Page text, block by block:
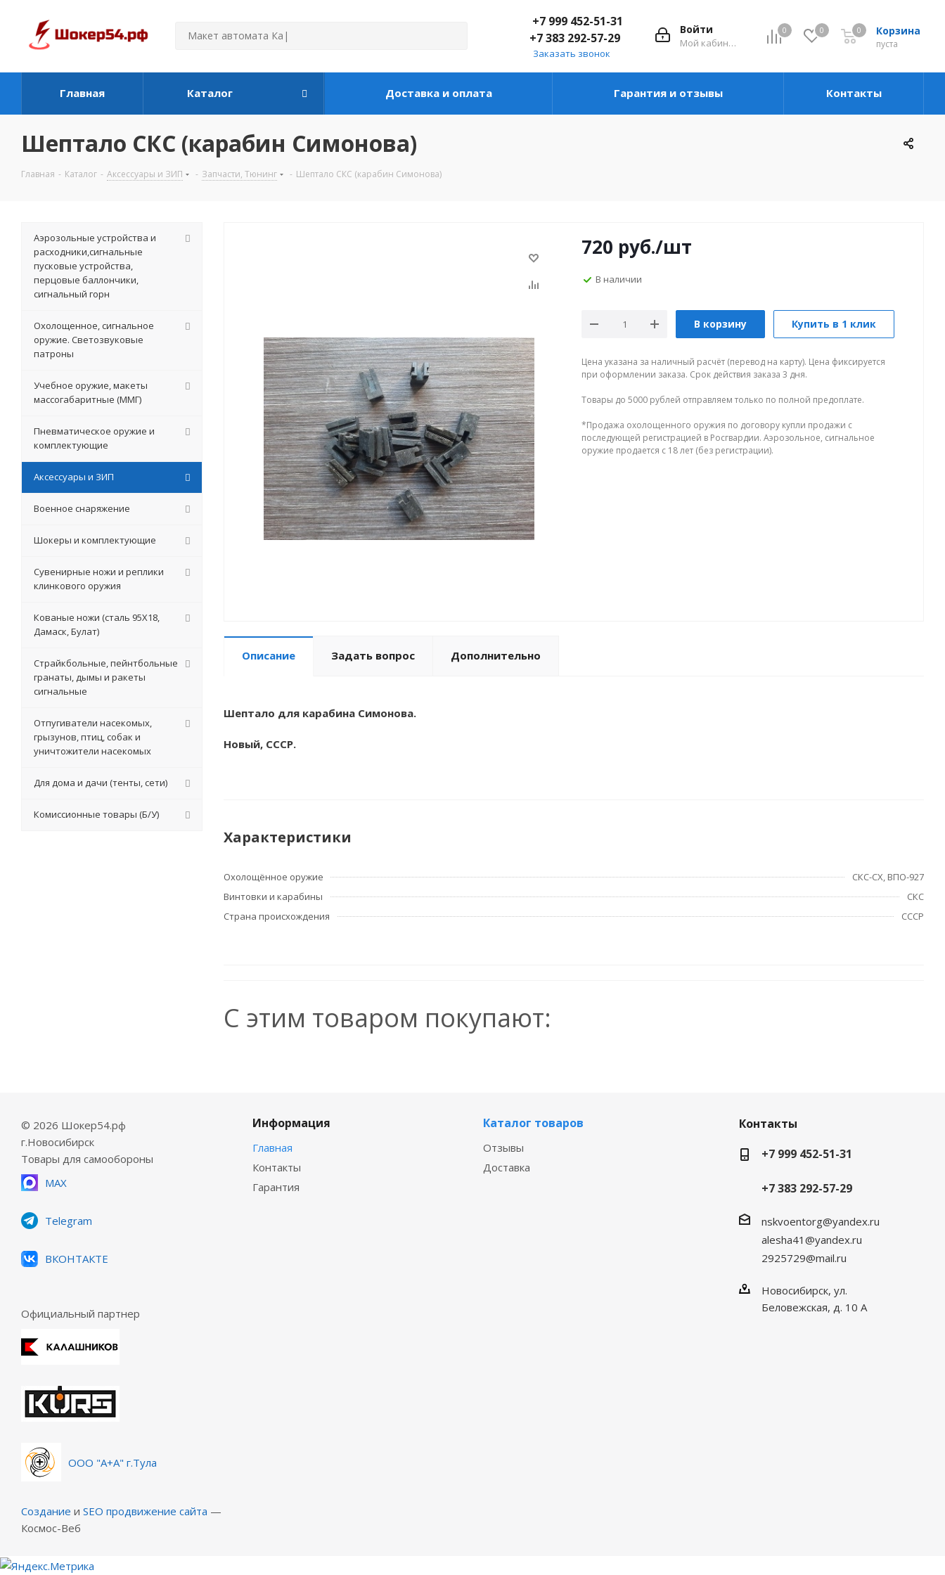
0 0 Корзина
пуста
0
Войти
Мой кабинет
+7 999 452-51-31
+7 383 292-57-29
Заказать звонок
Главная Каталог Доставка и оплата Гарантия и отзывы Контакты
Шептало СКС (карабин Симонова)
Главная - Каталог - Аксессуары и ЗИП - Запчасти, Тюнинг - Шептало СКС (карабин Симонова)
720 руб./шт
В наличии
В корзину Купить в 1 клик
Цена указана за наличный расчёт (перевод на карту). Цена фиксируется
при оформлении заказа. Срок действия заказа 3 дня.
Товары до 5000 рублей отправляем только по полной предоплате.
*Продажа охолощенного оружия по договору купли продажи с
последующей регистрацией в Росгвардии. Аэрозольное, сигнальное
оружие продается с 18 лет (без регистрации).
Описание Задать вопрос Дополнительно
Шептало для карабина Симонова.
Новый, СССР.
Характеристики
Охолощённое оружие
СКС-СХ, ВПО-927
Винтовки и карабины
СКС
Страна происхождения
СССР
С этим товаром покупают:
Аэрозольные устройства и
расходники,сигнальные
пусковые устройства,
перцовые баллончики,
сигнальный горн
Охолощенное, сигнальное
оружие. Светозвуковые
патроны
Учебное оружие, макеты
массогабаритные (ММГ)
Пневматическое оружие и
комплектующие
Аксессуары и ЗИП
Военное снаряжение
Шокеры и комплектующие
Сувенирные ножи и реплики
клинкового оружия
Кованые ножи (сталь 95Х18,
Дамаск, Булат)
Страйкбольные, пейнтбольные
гранаты, дымы и ракеты
сигнальные
Отпугиватели насекомых,
грызунов, птиц, собак и
уничтожители насекомых
Для дома и дачи (тенты, сети)
Комиссионные товары (Б/У)
© 2026 Шокер54.рф
г.Новосибирск
Товары для самообороны
MAX
Telegram
ВКОНТАКТЕ
Официальный партнер
ООО "А+А" г.Тула
Создание и SEO продвижение сайта —
Космос-Веб
Информация
Главная
Контакты
Гарантия
Каталог товаров
Отзывы
Доставка
Контакты
+7 999 452-51-31
+7 383 292-57-29
nskvoentorg@yandex.ru
alesha41@yandex.ru
2925729@mail.ru
Новосибирск, ул.
Беловежская, д. 10 А